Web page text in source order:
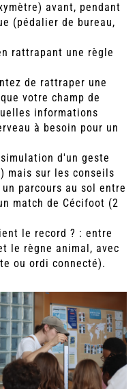
avant, pendant
(pédalier de bureau,
rattrapant une règle
de rattraper une
votre champ de
informations
à besoin pour un
d'un geste
mais sur les conseils
parcours au sol entre
match de Cécifoot (2
le record ? : entre
le règne animal, avec
ou ordi connecté).